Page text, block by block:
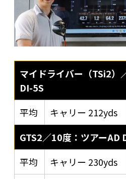
マイドライバー（TSi2）
DI-5S
平均
キャリー 212yds
GTS2／10度：ツアーAD
平均
キャリー 230yds